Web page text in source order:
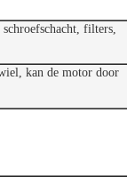
filters,
kan de motor door